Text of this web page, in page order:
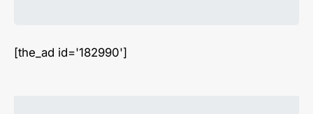
[the_ad id='182990']